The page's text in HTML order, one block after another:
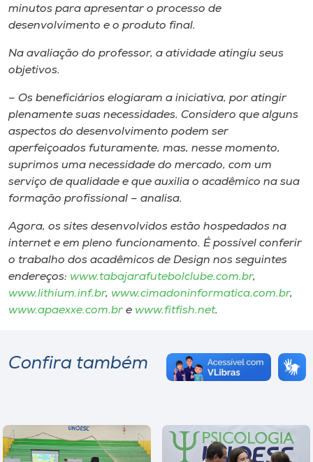
minutos para apresentar o processo de
desenvolvimento e o produto final.
Na avaliação do professor, a atividade atingiu seus
objetivos.
– Os beneficiários elogiaram a iniciativa, por atingir
plenamente suas necessidades. Considero que alguns
aspectos do desenvolvimento podem ser
aperfeiçoados futuramente, mas, nesse momento,
suprimos uma necessidade do mercado, com um
serviço de qualidade e que auxilia o acadêmico na sua
formação profissional – analisa.
Agora, os sites desenvolvidos estão hospedados na
internet e em pleno funcionamento. É possível conferir
o trabalho dos acadêmicos de Design nos seguintes
endereços: www.tabajarafutebolclube.com.br,
www.lithium.inf.br, www.cimadoninformatica.com.br,
www.apaexxe.com.br e www.fitfish.net.
Confira também